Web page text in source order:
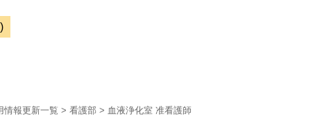
情報更新一覧 > 看護部 > 血液浄化室 准看護師